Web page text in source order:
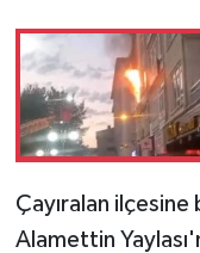
Çayıralan
Alamettin